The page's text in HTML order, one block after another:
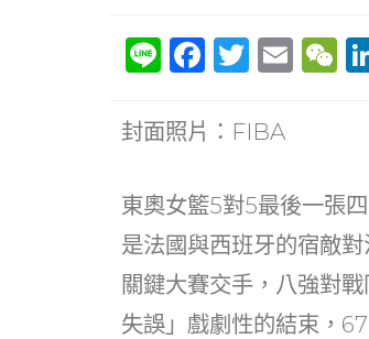
Li
e
F
c
b
o
o
k
T
itt
E
W
at
封面照片：FIBA
東奧女籃5對5最後一張
是法國與西班牙的宿敵
關鍵大賽交手，八強對
失誤」戲劇性的結束，